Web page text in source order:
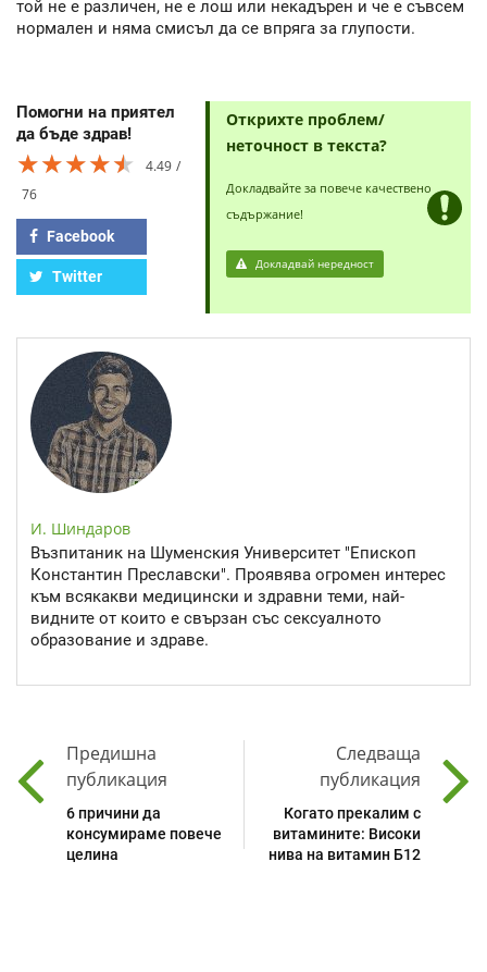
той не е различен, не е лош или некадърен и че е съвсем
нормален и няма смисъл да се впряга за глупости.
Помогни на приятел
да бъде здрав!
★★★★★
★★★★★
★★★★★
4.49
76
Facebook
Twitter
Открихте проблем/
неточност в текста?
Докладвайте за повече качествено
съдържание!
Докладвай нередност
И. Шиндаров
Възпитаник на Шуменския Университет "Епископ
Константин Преславски". Проявява огромен интерес
към всякакви медицински и здравни теми, най-
видните от които е свързан със сексуалното
образование и здраве.
Предишна
публикация
6 причини да
консумираме повече
целина
Следваща
публикация
Когато прекалим с
витамините: Високи
нива на витамин Б12